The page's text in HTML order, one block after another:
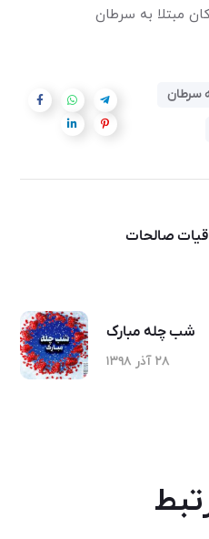
مبتلا به سرطان
سرطان
صالحات
شب چله مبارک
۲۸ آذر ۱۳۹۸